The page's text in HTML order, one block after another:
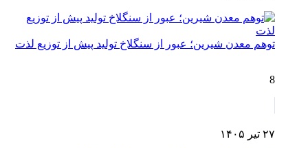
توهم معدن شیرین؛ عبور از سنگلاخ تولید پیش از توزیع لذت
8
۲۷ تیر ۱۴۰۵